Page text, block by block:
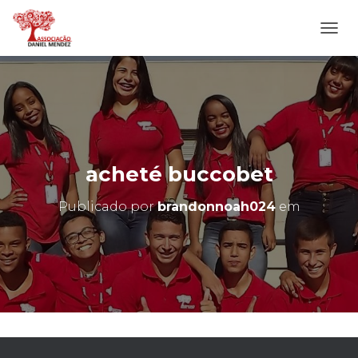
L
T
E
R
N
A
R
N
A
V
E
A
Ç
Ã
O
acheté buccobet
Publicado porbrandonnoah024em